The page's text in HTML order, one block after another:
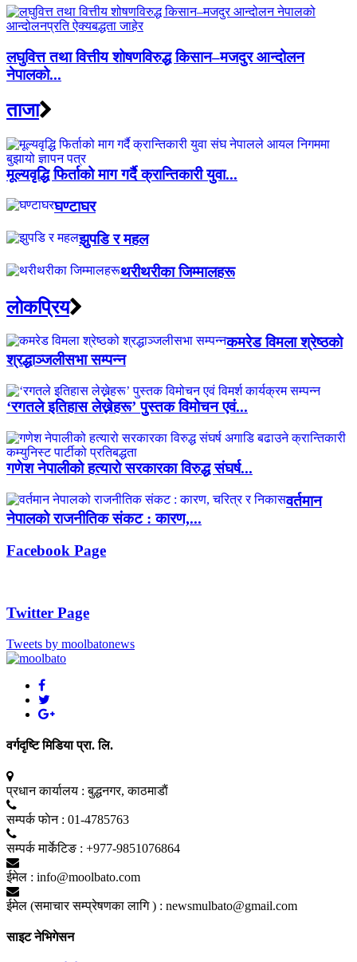
लघुवित्त तथा वित्तीय शोषणविरुद्ध किसान–मजदुर आन्दोलन
नेपालको...
ताजा
मूल्यवृद्धि फिर्ताको माग गर्दै क्रान्तिकारी युवा...
घण्टाघर
झुपडि र महल
थरीथरीका जिम्मालहरू
लाेकप्रिय
कमरेड विमला श्रेष्ठको
श्रद्धाञ्जलीसभा सम्पन्न
‘रगतले इतिहास लेख्नेहरू’ पुस्तक विमोचन एवं...
गणेश नेपालीको हत्यारो सरकारका विरुद्ध संघर्ष...
वर्तमान
नेपालको राजनीतिक संकट : कारण,...
Facebook Page
Twitter Page
Tweets by moolbatonews
वर्गदृष्टि मिडिया प्रा. लि.
प्रधान कार्यालय : बुद्धनगर, काठमाडाैं
सम्पर्क फाेन : 01-4785763
सम्पर्क मार्केटिङ : +977-9851076864
ईमेल : info@moolbato.com
ईमेल (समाचार सम्प्रेषणका लागि ) : newsmulbato@gmail.com
साइट नेभिगेसन